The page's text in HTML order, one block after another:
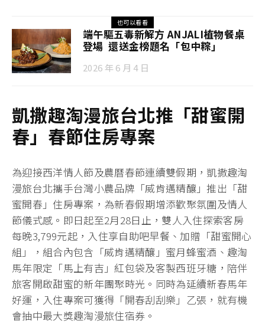
也可以看看
端午驅五毒新解方 ANJALI植物餐桌
登場 還送金榜題名「包中粽」
2026 年 6 月 4 日
凱撒趣淘漫旅台北推「甜蜜開
春」春節住房專案
為迎接西洋情人節及農曆春節連續雙假期，凱撒趣淘
漫旅台北攜手台灣小農品牌「威肯邁精釀」推出「甜
蜜開春」住房專案，為新春假期增添歡聚氛圍及情人
節儀式感。即日起至2月28日止，雙人入住探索客房
每晚3,799元起，入住享自助吧早餐、加贈「甜蜜開心
組」，組合內包含「威肯邁精釀」蜜月蜂蜜酒、趣淘
馬年限定「馬上有吉」紅包袋及客製西班牙糖，陪伴
旅客開啟甜蜜的新年團聚時光。同時為延續新春馬年
好運，入住專案可獲得「開春刮刮樂」乙張，就有機
會抽中最大獎趣淘漫旅住宿券。